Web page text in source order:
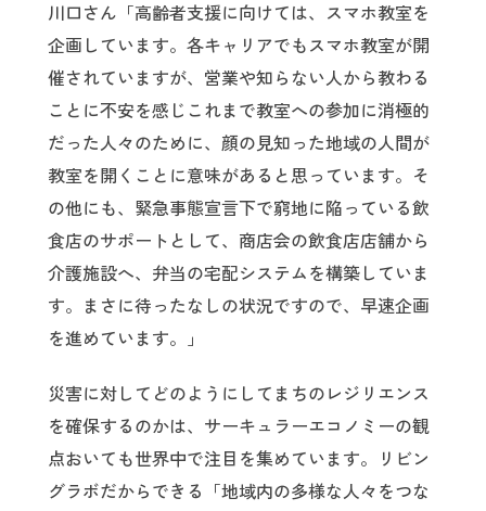
川口さん「高齢者支援に向けては、スマホ教室を
企画しています。各キャリアでもスマホ教室が開
催されていますが、営業や知らない人から教わる
ことに不安を感じこれまで教室への参加に消極的
だった人々のために、顔の見知った地域の人間が
教室を開くことに意味があると思っています。そ
の他にも、緊急事態宣言下で窮地に陥っている飲
食店のサポートとして、商店会の飲食店店舗から
介護施設へ、弁当の宅配システムを構築していま
す。まさに待ったなしの状況ですので、早速企画
を進めています。」
災害に対してどのようにしてまちのレジリエンス
を確保するのかは、サーキュラーエコノミーの観
点おいても世界中で注目を集めています。リビン
グラボだからできる「地域内の多様な人々をつな